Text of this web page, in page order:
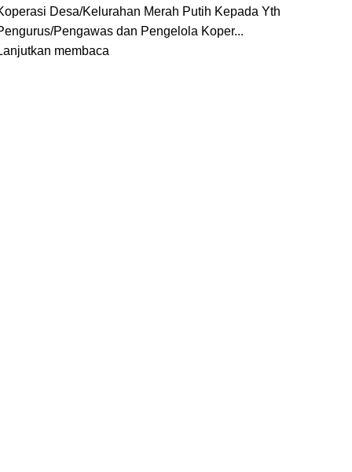
Desa/Kelurahan Merah Putih Kepada Yth
Pengawas dan Pengelola Koper...
membaca